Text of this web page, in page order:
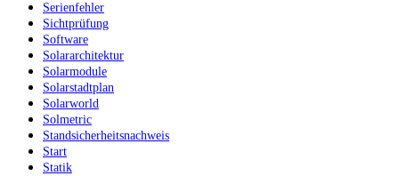
Serienfehler
Sichtprüfung
Software
Solararchitektur
Solarmodule
Solarstadtplan
Solarworld
Solmetric
Standsicherheitsnachweis
Start
Statik